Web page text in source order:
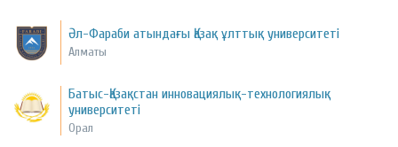
Әл-Фараби атындағы Қазақ ұлттық университеті
Алматы
Батыс-Қазақстан инновациялық-технологиялық
университеті
Орал